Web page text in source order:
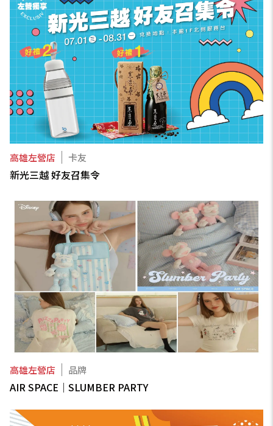
高雄左營店 卡友
新光三越 好友召集令
高雄左營店 品牌
AIR SPACE｜SLUMBER PARTY